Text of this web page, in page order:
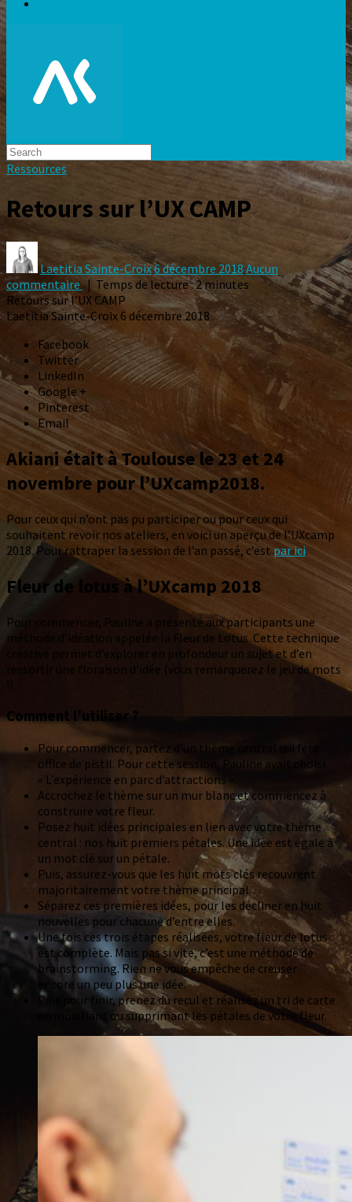
Ressources
Retours sur l’UX CAMP
Laetitia Sainte-Croix6 décembre 2018 Aucun
commentaire| Temps de lecture : 2 minutes
Retours sur l’UX CAMP
Laetitia Sainte-Croix 6 décembre 2018
Facebook
Twitter
LinkedIn
Google +
Pinterest
Email
Akiani était à Toulouse le 23 et 24
novembre pour l’UXcamp2018.
Pour ceux qui n’ont pas pu participer ou pour ceux qui
souhaitent revoir nos ateliers, en voici un aperçu de l’UXcamp
2018. Pour rattraper la session de l’an passé, c’est par ici.
Fleur de lotus à l’UXcamp 2018
Pour commencer, Pauline a présenté aux participants une
méthode d’idéation appelée la Fleur de Lotus. Cette technique
créative permet d’explorer en profondeur un sujet et d’en
ressortir une floraison d’idée (vous remarquerez le jeu de mots
!).
Comment l’utiliser ?
Pour commencer, partez d’un thème central qui fera
office de pistil. Pour cette session, Pauline avait choisi
« L’expérience en parc d’attractions ».
Accrochez le thème sur un mur blanc et commencez à
construire votre fleur.
Posez huit idées principales en lien avec votre thème
central : nos huit premiers pétales. Une idée est égale à
un mot clé sur un pétale.
Puis, assurez-vous que les huit mots clés recouvrent
majoritairement votre thème principal.
Séparez ces premières idées, pour les décliner en huit
nouvelles pour chacune d’entre elles.
Une fois ces trois étapes réalisées, votre fleur de lotus
est complète. Mais pas si vite, c’est une méthode de
brainstorming. Rien ne vous empêche de creuser
encore un peu plus une idée.
Puis pour finir, prenez du recul et réalisez un tri de carte
en modifiant ou supprimant les pétales de votre fleur.